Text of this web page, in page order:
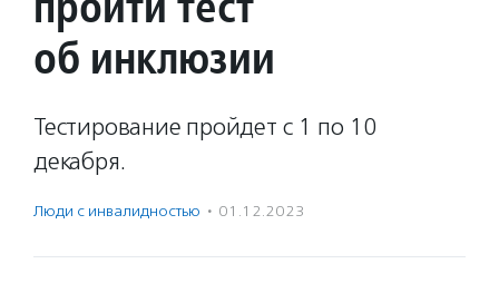
об инклюзии
Тестирование пройдет с 1 по 10
декабря.
Люди с инвалидностью · 01.12.2023